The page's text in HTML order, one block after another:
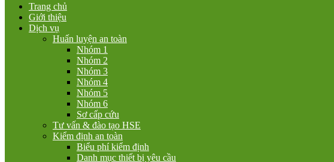
Trang chủ
Giới thiệu
Dịch vụ
Huấn luyện an toàn
Nhóm 1
Nhóm 2
Nhóm 3
Nhóm 4
Nhóm 5
Nhóm 6
Sơ cấp cứu
Tư vấn & đào tạo HSE
Kiểm định an toàn
Biểu phí kiểm định
Danh mục thiết bị yêu cầu